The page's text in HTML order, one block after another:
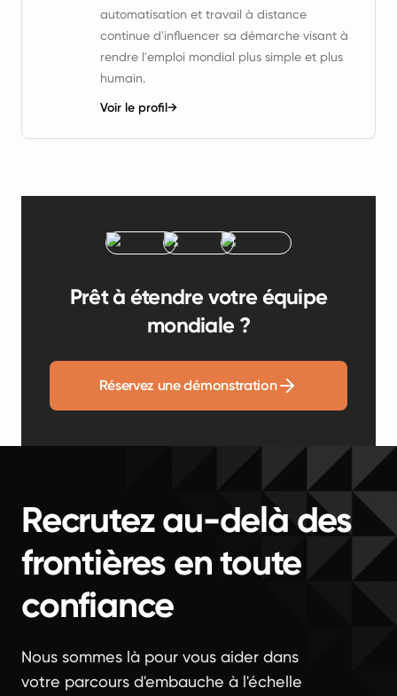
automatisation et travail à distance
continue d'influencer sa démarche visant à
rendre l'emploi mondial plus simple et plus
humain.
Voir le profil→
Prêt à étendre votre équipe
mondiale ?
Réservez une démonstration
Recrutez au-delà des
frontières en toute
confiance
Nous sommes là pour vous aider dans
votre parcours d'embauche à l'échelle